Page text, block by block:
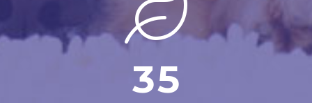
35